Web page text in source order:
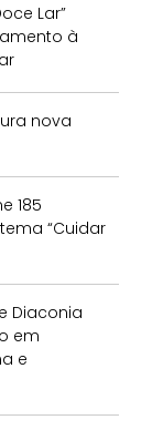
Lar”
à
nova
185
“Cuidar
Diaconia
em
e